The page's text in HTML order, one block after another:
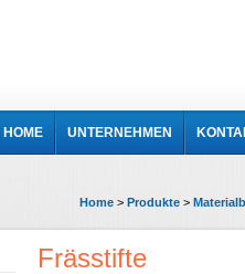
HOME UNTERNEHMEN
Home > Produkte >
Frässtifte